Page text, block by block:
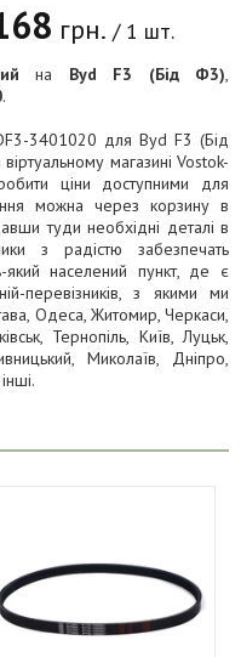
грн. / 1 шт.
на Byd F3 (Бід Ф3),
.
3401020 для Byd F3 (Бід
магазині Vostok-
ціни доступними для
можна через корзину в
туди необхідні деталі в
з радістю забезпечать
населений пункт, де є
перевізників, з якими ми
Одеса, Житомир, Черкаси,
Тернопіль, Київ, Луцьк,
Миколаїв, Дніпро,